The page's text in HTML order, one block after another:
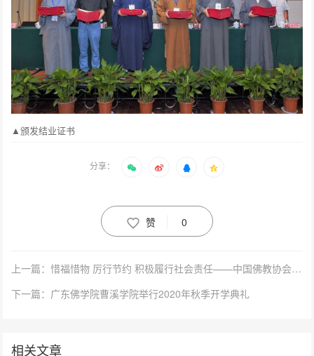
▲颁发结业证书
分享：
赞 0
上一篇：惜福惜物 厉行节约 积极履行社会责任——中国佛教协会致全国佛教界的倡议书
下一篇：广东佛学院曹溪学院举行2020年秋季开学典礼
相关文章